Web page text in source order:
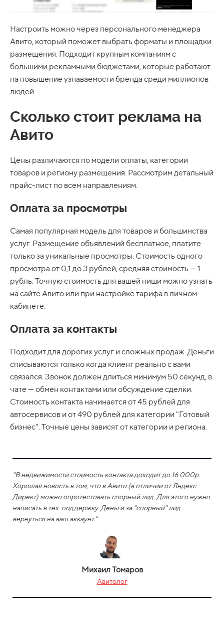
Настроить можно через персонального менеджера
Авито, который поможет выбрать форматы и площадки
размещения. Подходит крупным компаниям с
большими рекламными бюджетами, которые работают
на повышение узнаваемости бренда среди миллионов
людей.
Сколько стоит реклама на
Авито
Цены различаются по модели оплаты, категории
товаров и региону размещения. Рассмотрим детальный
прайс-лист по всем направлениям.
Оплата за просмотры
Самая популярная модель для товаров и большинства
услуг. Размещение объявлений бесплатное, платите
только за уникальные просмотры. Стоимость одного
просмотра от 0,1 до 3 рублей, средняя стоимость — 1
рубль. Точную стоимость для вашей ниши можно узнать
на сайте Авито или при настройке тарифа в личном
кабинете.
Оплата за контакты
Подходит для дорогих услуг и сложных продаж. Деньги
списываются только когда клиент реально с вами
связался. Звонок должен длиться минимум 50 секунд, в
чате — обмен контактами или обсуждение сделки.
Стоимость контакта начинается от 45 рублей для
автосервисов и от 490 рублей для категории "Готовый
бизнес". Точные цены зависят от категории и региона.
"В недвижимости стоимость контакта доходит до 16 000р.
Хорошая новость в том, что в Авито (в отличии от Яндекс
Директ) можно опротестовать спорный лид. Для этого нужно
написать в тех. поддержку. Деньги за "спорный" лид
вернуться на ваш аккаунт."
Михаил Томаров
Авитолог